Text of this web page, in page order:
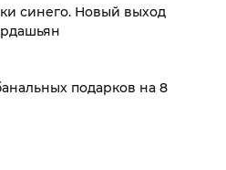
синего. Новый выход
подарков на 8